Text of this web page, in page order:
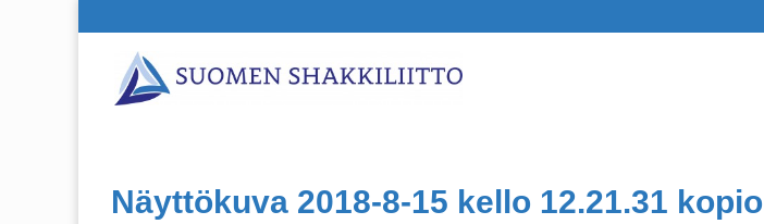
Näyttökuva 2018-8-15 kello 12.21.31 kopio